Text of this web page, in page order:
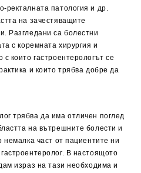
ректалната патология и др.
на зачестяващите
Разгледани са болестни
с коремната хирургия и
които гастроентерологът се
и които трябва добре да
трябва да има отличен поглед
на вътрешните болести и
немалка част от пациентите ни
В настоящото
израз на тази необходима и